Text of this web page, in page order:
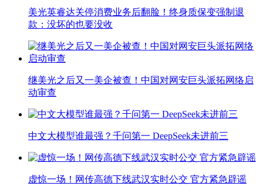
美光英睿达关停消费业务后翻脸！终身质保变强制退
款：没坏的也要没收
继美光之后又一美企被查！中国对网安巨头派拓网络启
动审查
中文大模型谁最强？千问第一 DeepSeek未进前三
虚惊一场！网传高德下线武汉实时公交 官方紧急辟谣